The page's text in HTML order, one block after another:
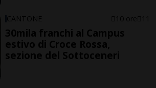
CANTONE 10 ore 11
30mila franchi al Campus
estivo di Croce Rossa,
sezione del Sottoceneri